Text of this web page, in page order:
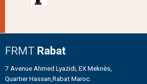
FRMT Rabat
7 Avenue Ahmed Lyazidi, EX Meknès,
Quartier Hassan,Rabat Maroc.